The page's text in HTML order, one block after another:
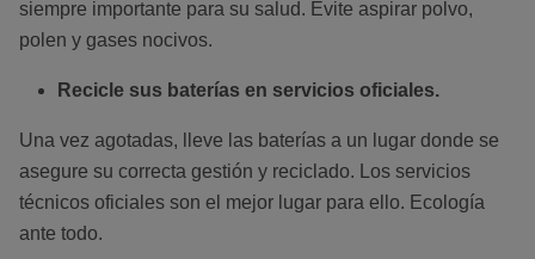
siempre importante para su salud. Evite aspirar polvo,
polen y gases nocivos.
Recicle sus baterías en servicios oficiales.
Una vez agotadas, lleve las baterías a un lugar donde se
asegure su correcta gestión y reciclado. Los servicios
técnicos oficiales son el mejor lugar para ello. Ecología
ante todo.